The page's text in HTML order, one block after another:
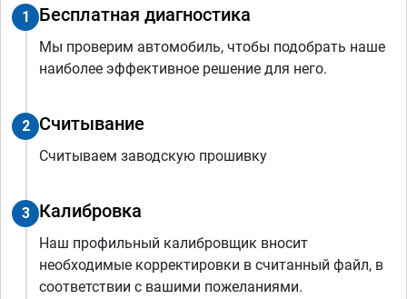
1 Бесплатная диагностика
Мы проверим автомобиль, чтобы подобрать наше
наиболее эффективное решение для него.
2 Считывание
Считываем заводскую прошивку
3 Калибровка
Наш профильный калибровщик вносит
необходимые корректировки в считанный файл, в
соответствии с вашими пожеланиями.